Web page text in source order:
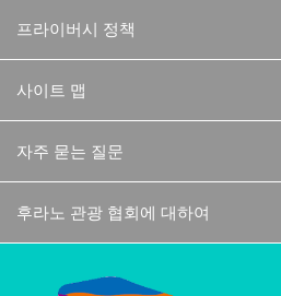
프라이버시 정책
사이트 맵
자주 묻는 질문
후라노 관광 협회에 대하여